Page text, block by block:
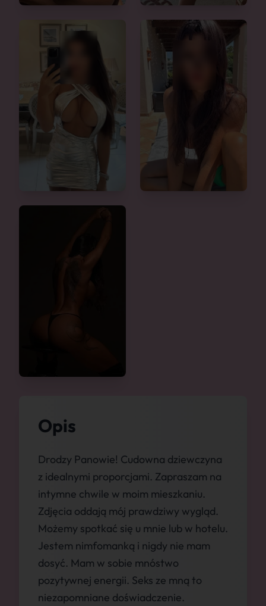
Opis
Drodzy Panowie! Cudowna dziewczyna
z idealnymi proporcjami. Zapraszam na
intymne chwile w moim mieszkaniu.
Zdjęcia oddają mój prawdziwy wygląd.
Możemy spotkać się u mnie lub w hotelu.
Jestem nimfomanką i nigdy nie mam
dosyć. Mam w sobie mnóstwo
pozytywnej energii. Seks ze mną to
niezapomniane doświadczenie.